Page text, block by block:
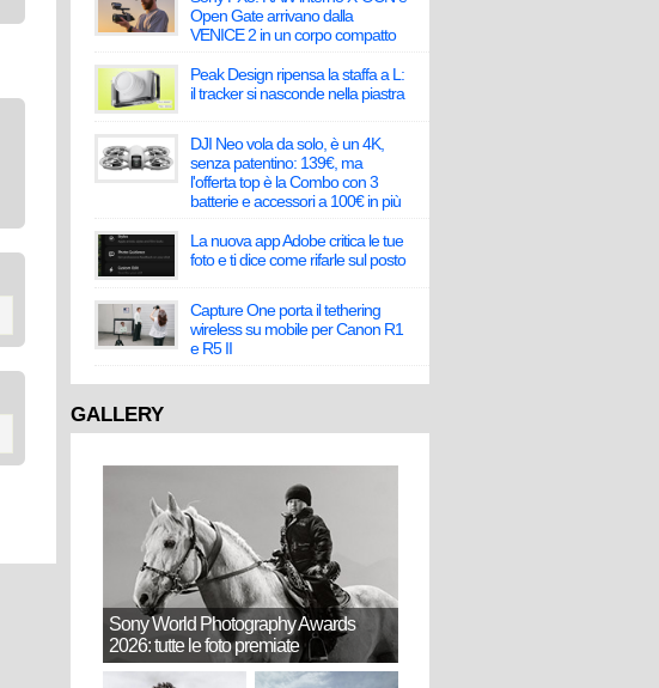
Open Gate arrivano dalla
VENICE 2 in un corpo compatto
Peak Design ripensa la staffa a L:
il tracker si nasconde nella piastra
DJI Neo vola da solo, è un 4K,
senza patentino: 139€, ma
l'offerta top è la Combo con 3
batterie e accessori a 100€ in più
La nuova app Adobe critica le tue
foto e ti dice come rifarle sul posto
Capture One porta il tethering
wireless su mobile per Canon R1
e R5 II
GALLERY
Sony World Photography Awards
2026: tutte le foto premiate